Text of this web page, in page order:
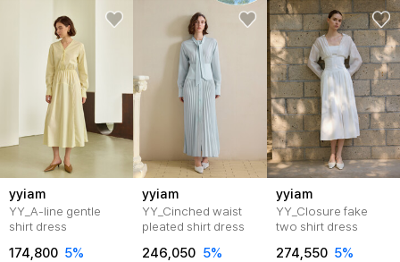
yyiam
YY_A-line gentle
shirt dress
174,800 5%
yyiam
YY_Cinched waist
pleated shirt dress
246,050 5%
yyiam
YY_Closure fake
two shirt dress
274,550 5%